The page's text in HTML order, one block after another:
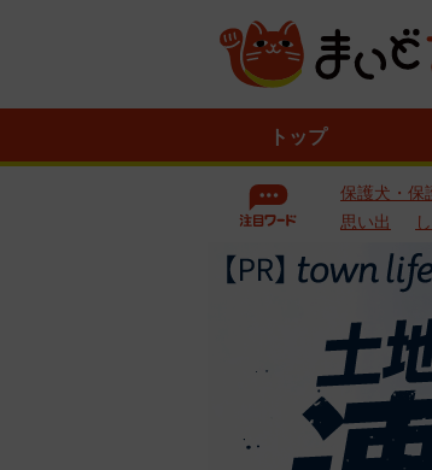
トップ
保護犬・保
思い出